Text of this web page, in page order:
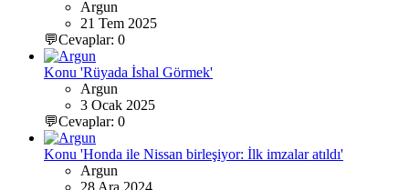
Argun
21 Tem 2025
💬Cevaplar: 0
Konu 'Rüyada İshal Görmek'
Argun
3 Ocak 2025
💬Cevaplar: 0
Konu 'Honda ile Nissan birleşiyor: İlk imzalar atıldı'
Argun